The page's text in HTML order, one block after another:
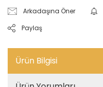
Arkadaşına Öner
Paylaş
Ürün Bilgisi